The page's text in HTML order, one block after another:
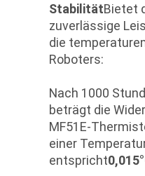
StabilitätBietet
zuverlässige
die
Roboters:
Nach 1000
beträgt die
MF51E-
einer
entspricht